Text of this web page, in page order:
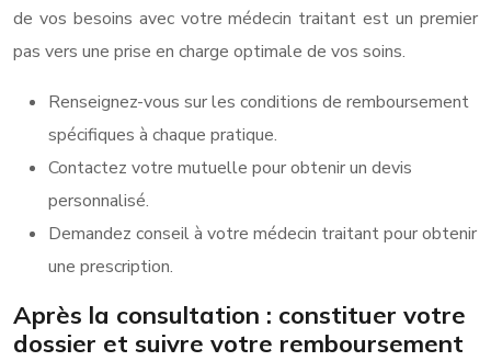
de vos besoins avec votre médecin traitant est un premier
pas vers une prise en charge optimale de vos soins.
Renseignez-vous sur les conditions de remboursement
spécifiques à chaque pratique.
Contactez votre mutuelle pour obtenir un devis
personnalisé.
Demandez conseil à votre médecin traitant pour obtenir
une prescription.
Après la consultation : constituer votre
dossier et suivre votre remboursement